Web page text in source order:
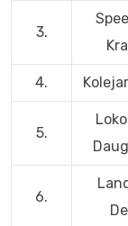
3.
4.
5.
6.